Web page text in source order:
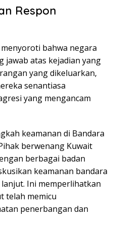
Respon
bahwa negara
atas kejadian yang
yang dikeluarkan,
senantiasa
yang mengancam
keamanan di Bandara
berwenang Kuwait
berbagai badan
keamanan bandara
Ini memperlihatkan
telah memicu
penerbangan dan